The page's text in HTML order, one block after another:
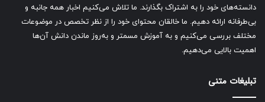
دانسته‌های خود را به اشتراک بگذارند. ما تلاش می‌کنیم اخبار همه جانبه و
بی‌طرفانه ارائه دهیم. ما خالقان محتوای خود را از نظر تخصص در موضوعات
مختلف بررسی می‌کنیم و به آموزش مسمتر و به‌روز ماندن دانش آن‌ها
اهمیت بالایی می‌دهیم.
تبلیغات متنی